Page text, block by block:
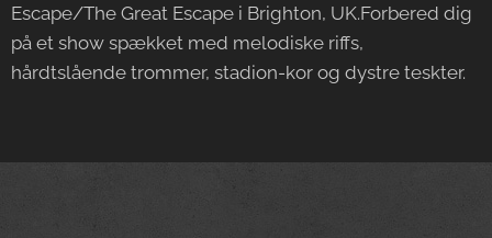
Escape/The Great Escape i Brighton, UK.Forbered dig
på et show spækket med melodiske riffs,
hårdtslående trommer, stadion-kor og dystre teskter.